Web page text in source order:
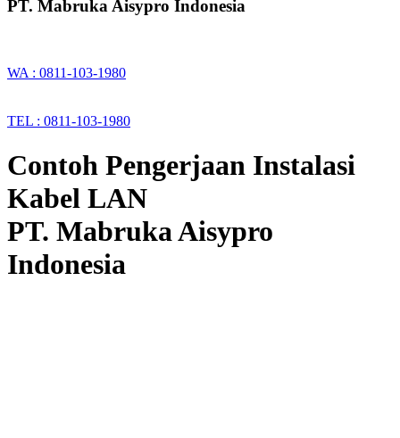
PT. Mabruka Aisypro Indonesia
WA : 0811-103-1980
TEL : 0811-103-1980
Contoh Pengerjaan Instalasi
Kabel LAN
PT. Mabruka Aisypro
Indonesia